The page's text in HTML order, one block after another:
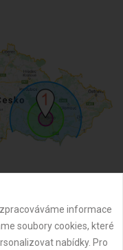
18:15:09
informace
soubory cookies, které
nabídky. Pro